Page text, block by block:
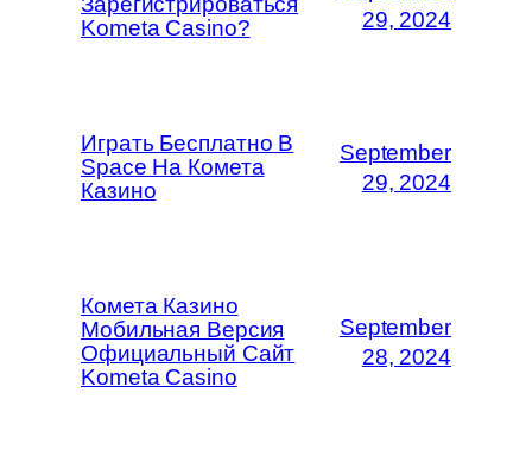
Kometa Casino?
29, 2024
Играть Бесплатно В
Space На Комета
Казино
September
29, 2024
Комета Казино
Мобильная Версия
Официальный Сайт
Kometa Casino
September
28, 2024